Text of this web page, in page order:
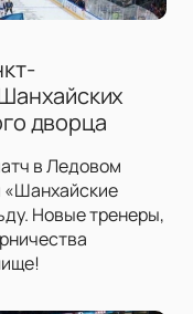
дворца
в Ледовом
«Шанхайские
Новые тренеры,